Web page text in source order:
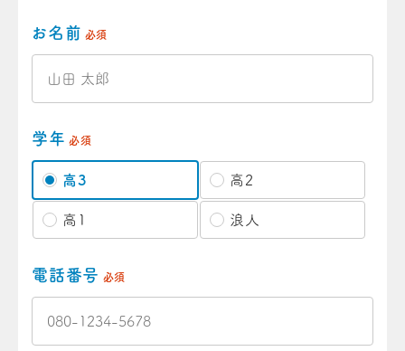
お名前 必須
学年 必須
高3 高2
高1 浪人
電話番号 必須